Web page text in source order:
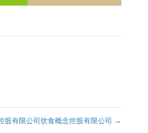
股有限公司 饮食概念控股有限公司 →